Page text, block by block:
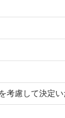
慮して決定い